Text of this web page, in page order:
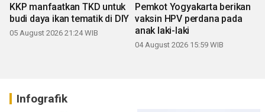
KKP manfaatkan TKD untuk
budi daya ikan tematik di DIY
05 August 2026 21:24 WIB
Pemkot Yogyakarta berikan
vaksin HPV perdana pada
anak laki-laki
04 August 2026 15:59 WIB
Infografik